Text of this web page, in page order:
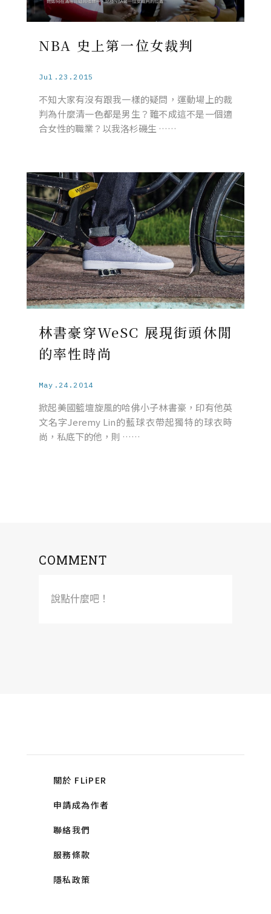
NBA 史上第一位女裁判
Jul.23.2015
不知大家有沒有跟我一樣的疑問，運動場上的裁
判為什麼清一色都是男生？難不成這不是一個適
合女性的職業？以我洛杉磯生 ……
林書豪穿WeSC 展現街頭休閒
的率性時尚
May.24.2014
掀起美國籃壇旋風的哈佛小子林書豪，印有他英
文名字Jeremy Lin的藍球衣帶起獨特的球衣時
尚，私底下的他，則 ……
COMMENT
說點什麼吧！
關於 FLiPER
申請成為作者
聯絡我們
服務條款
隱私政策